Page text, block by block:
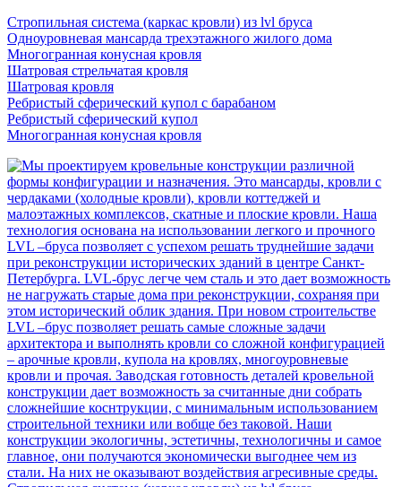
Стропильная система (каркас кровли) из lvl бруса
Одноуровневая мансарда трехэтажного жилого дома
Многогранная конусная кровля
Шатровая стрельчатая кровля
Шатровая кровля
Ребристый сферический купол с барабаном
Ребристый сферический купол
Многогранная конусная кровля